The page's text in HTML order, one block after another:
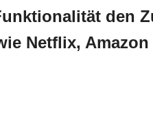
den
Netflix,